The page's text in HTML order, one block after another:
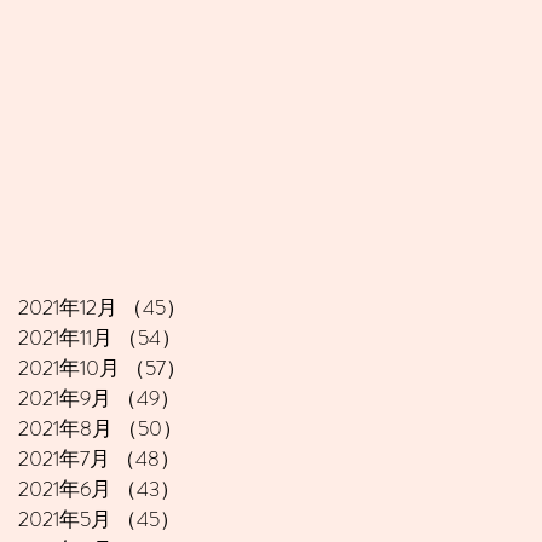
2021年12月 （45）
2021年11月
（54）
2021年10月
（57）
2021年9月
（49）
2021年8月
（50）
2021年7月
（48）
2021年6月
（43）
2021年5月
（45）